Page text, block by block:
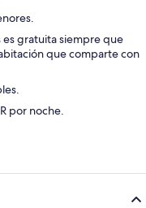
es gratuita siempre que
que comparte con
por noche.